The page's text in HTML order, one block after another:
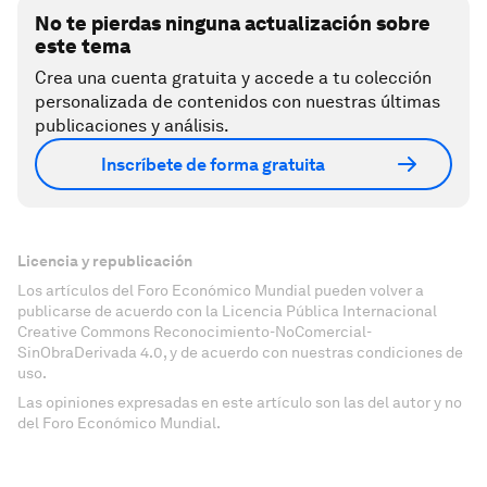
No te pierdas ninguna actualización sobre
este tema
Crea una cuenta gratuita y accede a tu colección
personalizada de contenidos con nuestras últimas
publicaciones y análisis.
Inscríbete de forma gratuita
Licencia y republicación
Los artículos del Foro Económico Mundial pueden volver a
publicarse de acuerdo con la Licencia Pública Internacional
Creative Commons Reconocimiento-NoComercial-
SinObraDerivada 4.0, y de acuerdo con nuestras condiciones de
uso.
Las opiniones expresadas en este artículo son las del autor y no
del Foro Económico Mundial.